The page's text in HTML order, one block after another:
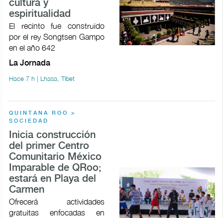
cultura y
espiritualidad
El recinto fue construido
por el rey Songtsen Gampo
en el año 642
La Jornada
Hace 7 h | Lhasa, Tíbet
QUINTANA ROO >
SOCIEDAD
Inicia construcción
del primer Centro
Comunitario México
Imparable de QRoo;
estará en Playa del
Carmen
Ofrecerá actividades
gratuitas enfocadas en